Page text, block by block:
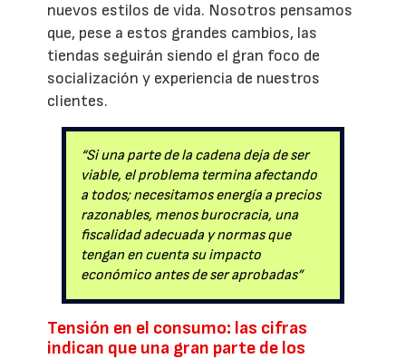
nuevos estilos de vida. Nosotros pensamos
que, pese a estos grandes cambios, las
tiendas seguirán siendo el gran foco de
socialización y experiencia de nuestros
clientes.
“Si una parte de la cadena deja de ser
viable, el problema termina afectando
a todos; necesitamos energía a precios
razonables, menos burocracia, una
fiscalidad adecuada y normas que
tengan en cuenta su impacto
económico antes de ser aprobadas”
Tensión en el consumo: las cifras
indican que una gran parte de los